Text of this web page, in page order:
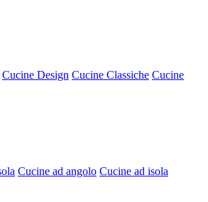
Cucine Design Cucine Classiche Cucine
Cucine ad angolo Cucine ad isola